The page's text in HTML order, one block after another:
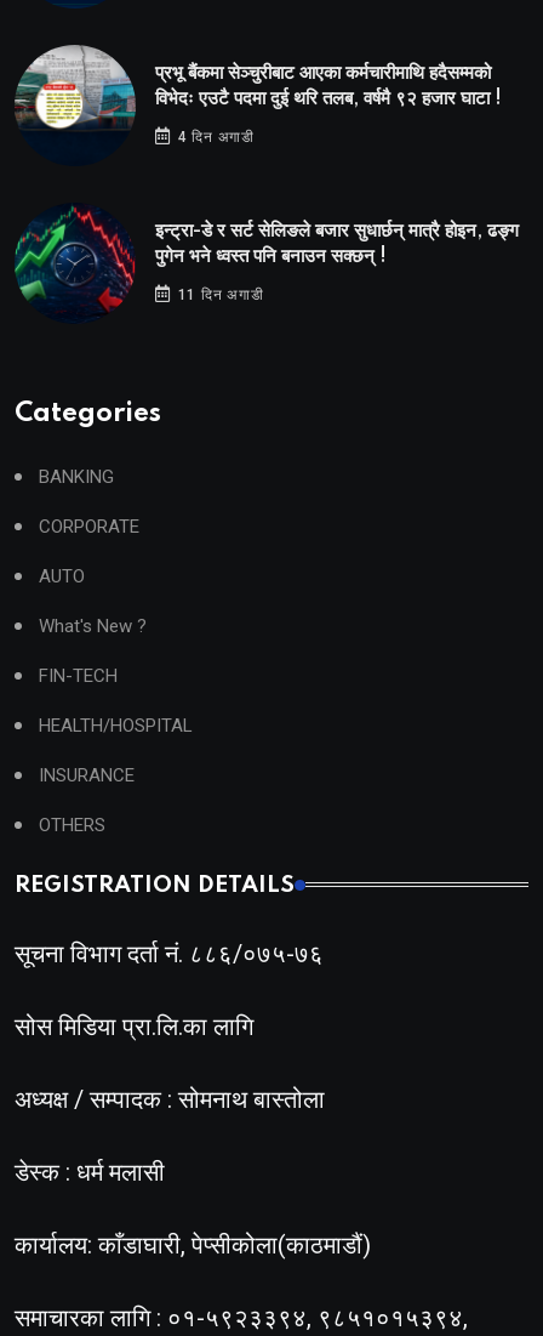
प्रभू बैंकमा सेञ्चुरीबाट आएका कर्मचारीमाथि हदैसम्मको
विभेदः एउटै पदमा दुई थरि तलब, वर्षमै ९२ हजार घाटा !
4 दिन अगाडी
इन्ट्रा-डे र सर्ट सेलिङले बजार सुधार्छन् मात्रै होइन, ढङ्ग
पुगेन भने ध्वस्त पनि बनाउन सक्छन् !
11 दिन अगाडी
Categories
BANKING
CORPORATE
AUTO
What's New ?
FIN-TECH
HEALTH/HOSPITAL
INSURANCE
OTHERS
REGISTRATION DETAILS
सूचना विभाग दर्ता नं. ८८६/०७५-७६
सोस मिडिया प्रा.लि.का लागि
अध्यक्ष / सम्पादक : सोमनाथ बास्तोला
डेस्क : धर्म मलासी
कार्यालय: काँडाघारी, पेप्सीकोला(काठमाडौं)
समाचारका लागि : ०१-५९२३३९४, ९८५१०१५३९४,